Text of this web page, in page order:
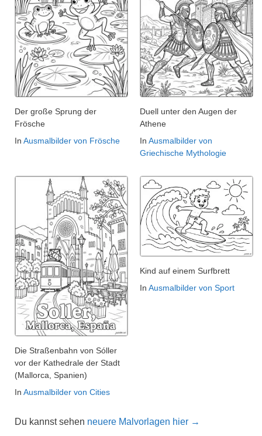
Der große Sprung der
Frösche
In Ausmalbilder von Frösche
Duell unter den Augen der
Athene
In Ausmalbilder von
Griechische Mythologie
Die Straßenbahn von Sóller
vor der Kathedrale der Stadt
(Mallorca, Spanien)
In Ausmalbilder von Cities
Kind auf einem Surfbrett
In Ausmalbilder von Sport
Du kannst sehen neuere Malvorlagen hier →